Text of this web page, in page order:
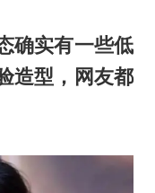
确实有一些低
造型，网友都